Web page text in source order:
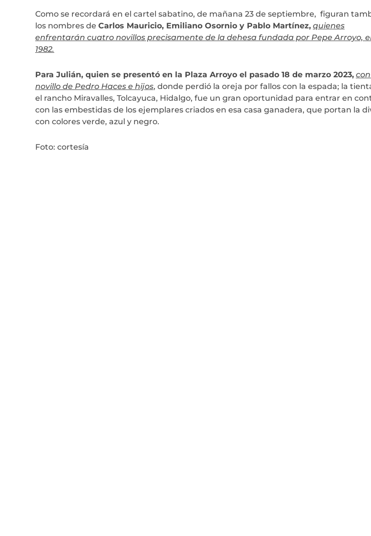
Como se recordará en el cartel sabatino, de mañana 23 de septiembre, figuran
los nombres de Carlos Mauricio, Emiliano Osornio y Pablo Martínez, quienes
enfrentarán cuatro novillos precisamente de la dehesa fundada por Pepe Arroyo,
1982.
Para Julián, quien se presentó en la Plaza Arroyo el pasado 18 de marzo 2023,
novillo de Pedro Haces e hijos, donde perdió la oreja por fallos con la espada; la
el rancho Miravalles, Tolcayuca, Hidalgo, fue un gran oportunidad para entrar en
con las embestidas de los ejemplares criados en esa casa ganadera, que portan la
con colores verde, azul y negro.
Foto: cortesía